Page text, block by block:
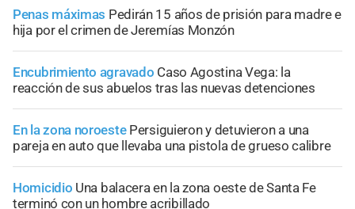
Penas máximas Pedirán 15 años de prisión para madre e
hija por el crimen de Jeremías Monzón
Encubrimiento agravado Caso Agostina Vega: la
reacción de sus abuelos tras las nuevas detenciones
En la zona noroeste Persiguieron y detuvieron a una
pareja en auto que llevaba una pistola de grueso calibre
Homicidio Una balacera en la zona oeste de Santa Fe
terminó con un hombre acribillado